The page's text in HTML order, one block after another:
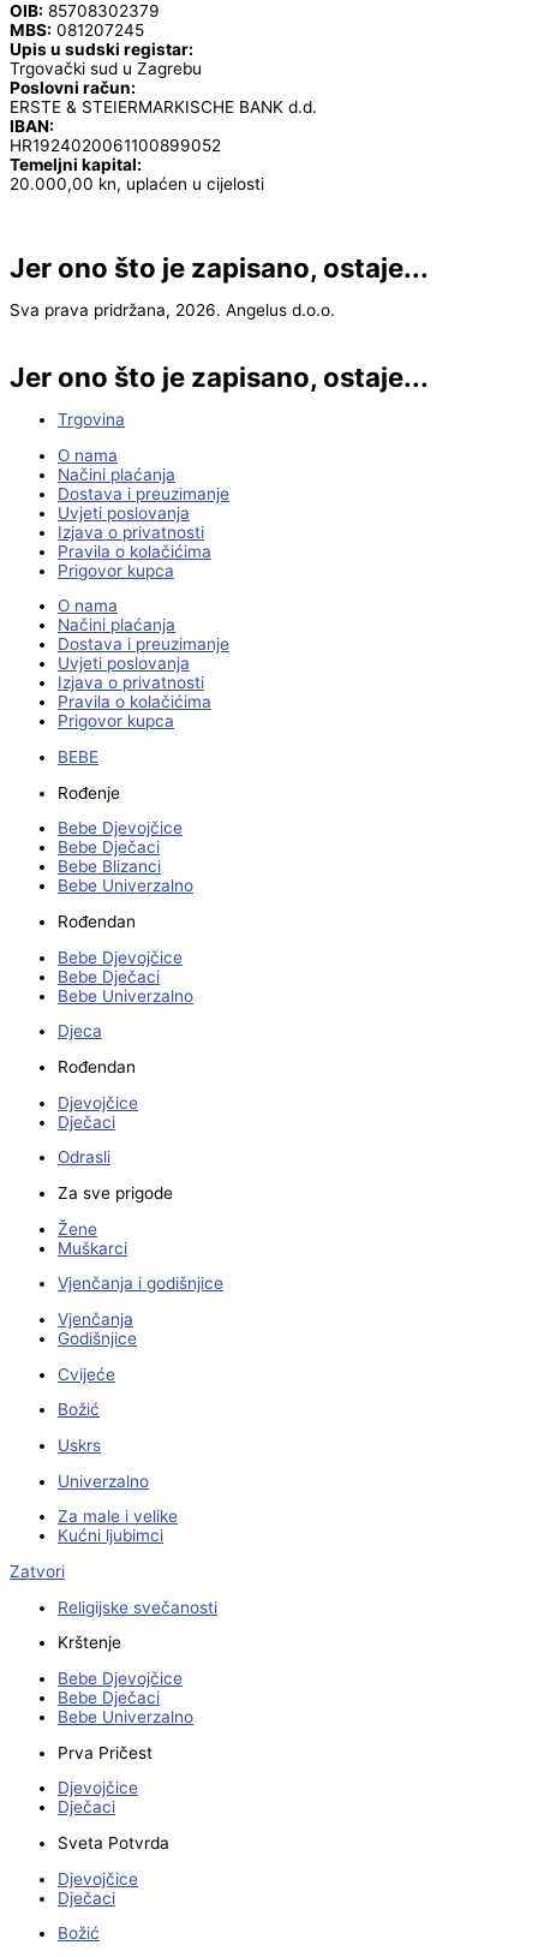
OIB: 85708302379
MBS: 081207245
Upis u sudski registar:
Trgovački sud u Zagrebu
Poslovni račun:
ERSTE & STEIERMARKISCHE BANK d.d.
IBAN:
HR1924020061100899052
Temeljni kapital:
20.000,00 kn, uplaćen u cijelosti
Jer ono što je zapisano, ostaje...
Sva prava pridržana, 2026. Angelus d.o.o.
Jer ono što je zapisano, ostaje...
Trgovina
O nama
Načini plaćanja
Dostava i preuzimanje
Uvjeti poslovanja
Izjava o privatnosti
Pravila o kolačićima
Prigovor kupca
O nama
Načini plaćanja
Dostava i preuzimanje
Uvjeti poslovanja
Izjava o privatnosti
Pravila o kolačićima
Prigovor kupca
BEBE
Rođenje
Bebe Djevojčice
Bebe Dječaci
Bebe Blizanci
Bebe Univerzalno
Rođendan
Bebe Djevojčice
Bebe Dječaci
Bebe Univerzalno
Djeca
Rođendan
Djevojčice
Dječaci
Odrasli
Za sve prigode
Žene
Muškarci
Vjenčanja i godišnjice
Vjenčanja
Godišnjice
Cvijeće
Božić
Uskrs
Univerzalno
Za male i velike
Kućni ljubimci
Zatvori
Religijske svečanosti
Krštenje
Bebe Djevojčice
Bebe Dječaci
Bebe Univerzalno
Prva Pričest
Djevojčice
Dječaci
Sveta Potvrda
Djevojčice
Dječaci
Božić